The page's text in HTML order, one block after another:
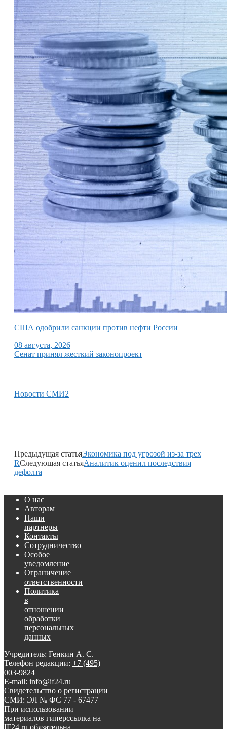
США одобрили санкции против нефти России
08 августа, 2026
Сенат принял жесткий законопроект
Новости СМИ2
Предыдущая статьяЭкономика под угрозой из-за трех
RСледующая статьяАналитик оценил последствия
дефолта
О нас
Авторам
Наши
партнеры
Контакты
Сотрудничество
Особое
уведомление
Ограничение
ответственности
Политика
в
отношении
обработки
персональных
данных
Учредитель: Генкин А. С.
Телефон редакции: +7 (495)
003-9824
E-mail: info@if24.ru
Свидетельство о регистрации
СМИ: ЭЛ № ФС 77 - 67477
При использовании
материалов гиперссылка на
IF24.ru обязательна.